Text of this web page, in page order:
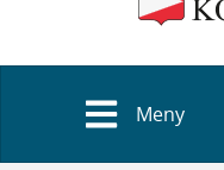
Meny